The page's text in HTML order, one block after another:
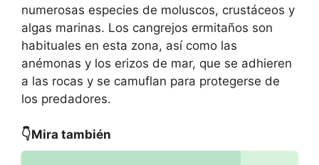
numerosas especies de moluscos, crustáceos y
algas marinas. Los cangrejos ermitaños son
habituales en esta zona, así como las
anémonas y los erizos de mar, que se adhieren
a las rocas y se camuflan para protegerse de
los predadores.
👇Mira también